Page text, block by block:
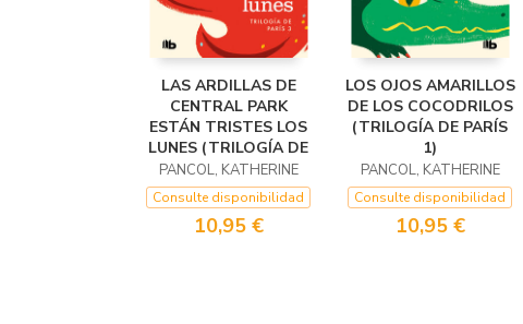
LAS ARDILLAS DE
CENTRAL PARK
ESTÁN TRISTES LOS
LUNES (TRILOGÍA DE
PANCOL, KATHERINE
Consulte disponibilidad
10,95 €
LOS OJOS AMARILLOS
DE LOS COCODRILOS
(TRILOGÍA DE PARÍS
1)
PANCOL, KATHERINE
Consulte disponibilidad
10,95 €